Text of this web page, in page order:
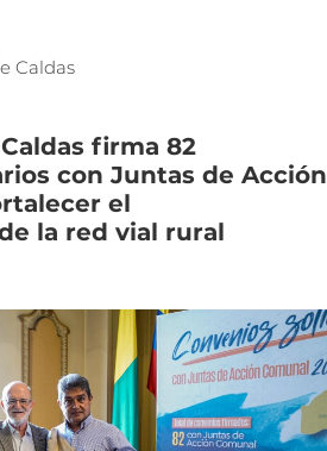
Caldas
Caldas firma 82
con Juntas de Acción
el
la red vial rural